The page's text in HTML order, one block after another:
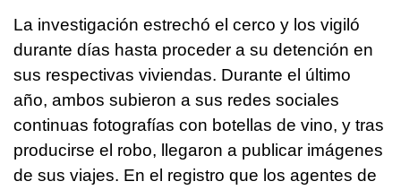
La investigación estrechó el cerco y los vigiló
durante días hasta proceder a su detención en
sus respectivas viviendas. Durante el último
año, ambos subieron a sus redes sociales
continuas fotografías con botellas de vino, y tras
producirse el robo, llegaron a publicar imágenes
de sus viajes. En el registro que los agentes de